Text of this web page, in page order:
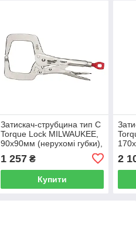
Затискач-струбцина тип С
Torque Lock MILWAUKEE,
90х90мм (нерухомі губки),
1 257₴
Купити
2